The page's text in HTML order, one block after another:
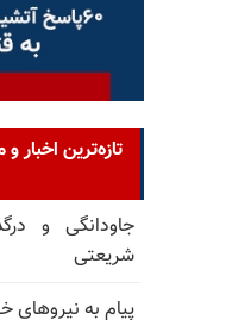
تازه‌ترین اخبار
جاودانگی و
شریعتی
پیام به نیروهای خواهان